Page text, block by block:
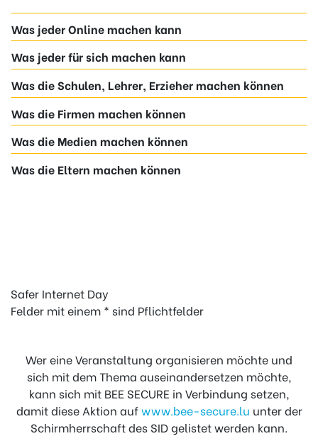
Was jeder Online machen kann
Was jeder für sich machen kann
Was die Schulen, Lehrer, Erzieher machen können
Was die Firmen machen können
Was die Medien machen können
Was die Eltern machen können
Safer Internet Day
Felder mit einem * sind Pflichtfelder
Wer eine Veranstaltung organisieren möchte und
sich mit dem Thema auseinandersetzen möchte,
kann sich mit BEE SECURE in Verbindung setzen,
damit diese Aktion aufwww.bee-secure.lu unter der
Schirmherrschaft des SID gelistet werden kann.